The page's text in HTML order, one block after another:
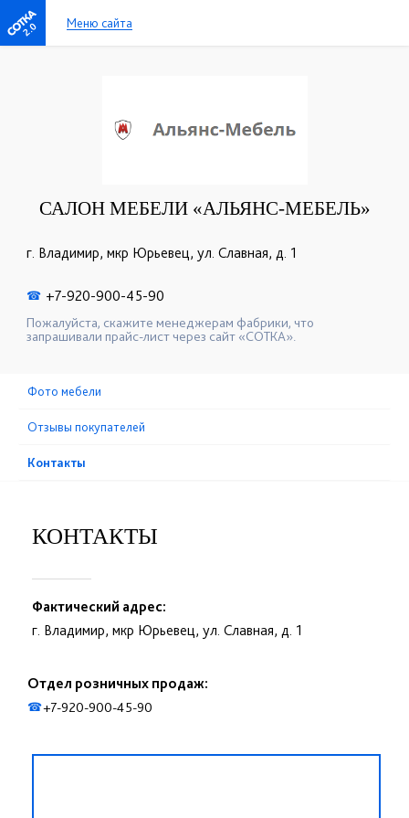
2.0 Меню сайта
САЛОН МЕБЕЛИ «АЛЬЯНС-МЕБЕЛЬ»
г. Владимир, мкр Юрьевец, ул. Славная, д. 1
☎ +7-920-900-45-90
Пожалуйста, скажите менеджерам фабрики, что
запрашивали прайс-лист через сайт «СОТКА».
Фото мебели
Отзывы покупателей
Контакты
КОНТАКТЫ
Фактический адрес:
г. Владимир, мкр Юрьевец, ул. Славная, д. 1
Отдел розничных продаж:
☎+7-920-900-45-90